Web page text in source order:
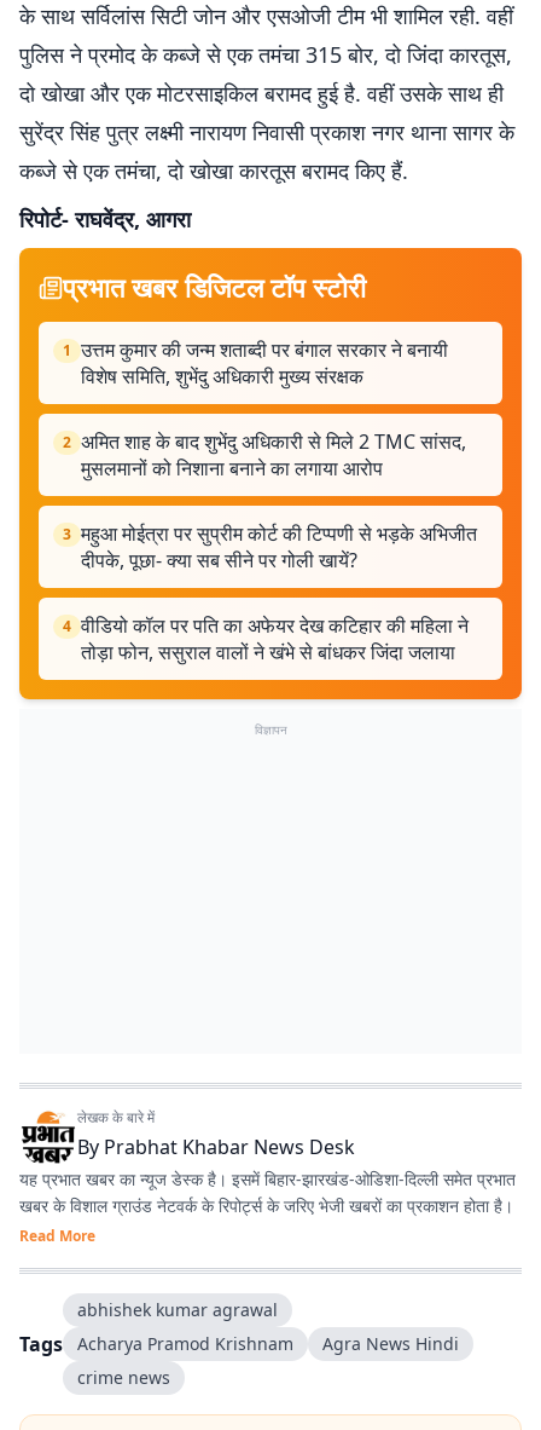
के साथ सर्विलांस सिटी जोन और एसओजी टीम भी शामिल रही. वहीं
पुलिस ने प्रमोद के कब्जे से एक तमंचा 315 बोर, दो जिंदा कारतूस,
दो खोखा और एक मोटरसाइकिल बरामद हुई है. वहीं उसके साथ ही
सुरेंद्र सिंह पुत्र लक्ष्मी नारायण निवासी प्रकाश नगर थाना सागर के
कब्जे से एक तमंचा, दो खोखा कारतूस बरामद किए हैं.
रिपोर्ट- राघवेंद्र, आगरा
प्रभात खबर डिजिटल टॉप स्टोरी
1 उत्तम कुमार की जन्म शताब्दी पर बंगाल सरकार ने बनायी
विशेष समिति, शुभेंदु अधिकारी मुख्य संरक्षक
2 अमित शाह के बाद शुभेंदु अधिकारी से मिले 2 TMC सांसद,
मुसलमानों को निशाना बनाने का लगाया आरोप
3 महुआ मोईत्रा पर सुप्रीम कोर्ट की टिप्पणी से भड़के अभिजीत
दीपके, पूछा- क्या सब सीने पर गोली खायें?
4 वीडियो कॉल पर पति का अफेयर देख कटिहार की महिला ने
तोड़ा फोन, ससुराल वालों ने खंभे से बांधकर जिंदा जलाया
विज्ञापन
लेखक के बारे में
By Prabhat Khabar News Desk
यह प्रभात खबर का न्यूज डेस्क है। इसमें बिहार-झारखंड-ओडिशा-दिल्‍ली समेत प्रभात
खबर के विशाल ग्राउंड नेटवर्क के रिपोर्ट्स के जरिए भेजी खबरों का प्रकाशन होता है।
Read More
Tags
abhishek kumar agrawal
Acharya Pramod Krishnam
Agra News Hindi
crime news